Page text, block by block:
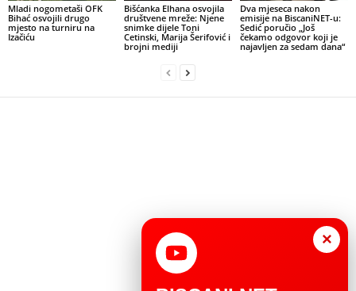
Mladi nogometaši OFK
Bihać osvojili drugo
mjesto na turniru na
Izačiću
Bišćanka Elhana osvojila
društvene mreže: Njene
snimke dijele Toni
Cetinski, Marija Šerifović i
brojni mediji
Dva mjeseca nakon
emisije na BiscaniNET-u:
Sedić poručio „Još
čekamo odgovor koji je
najavljen za sedam dana“
×